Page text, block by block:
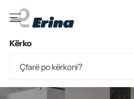
Kërko